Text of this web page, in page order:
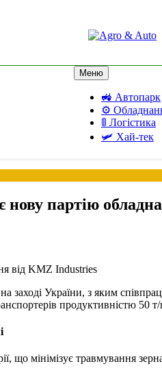
Меню
🚜 Автопарк
⚙️
🚦 Логістика
🛩️ Хай-тек
нову партію
заході України, з яким
продуктивністю 50
що мінімізує травмування